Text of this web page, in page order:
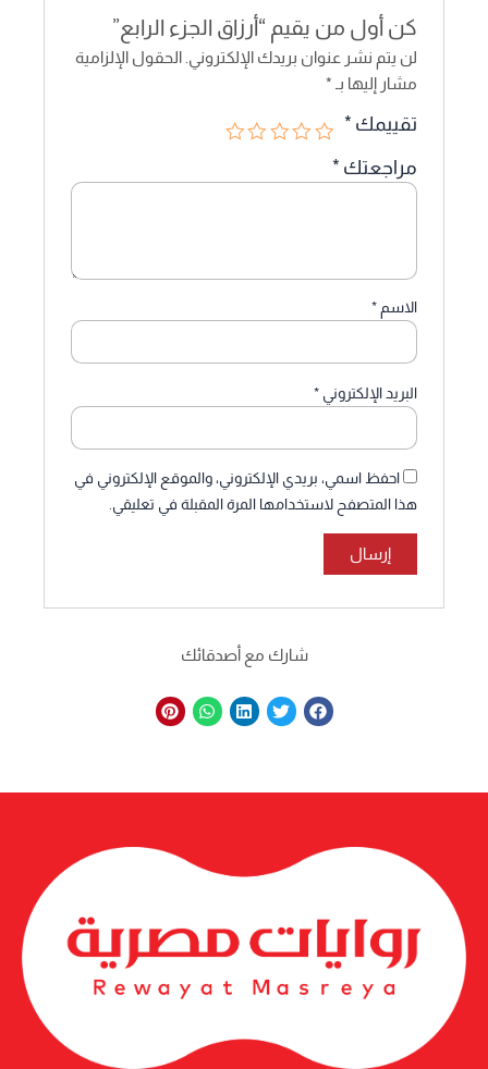
كن أول من يقيم “أرزاق الجزء الرابع”
لن يتم نشر عنوان بريدك الإلكتروني. الحقول الإلزامية
مشار إليها بـ *
تقييمك *
مراجعتك *
الاسم*
البريد الإلكتروني*
احفظ اسمي، بريدي الإلكتروني، والموقع الإلكتروني في
هذا المتصفح لاستخدامها المرة المقبلة في تعليقي.
شارك مع أصدقائك